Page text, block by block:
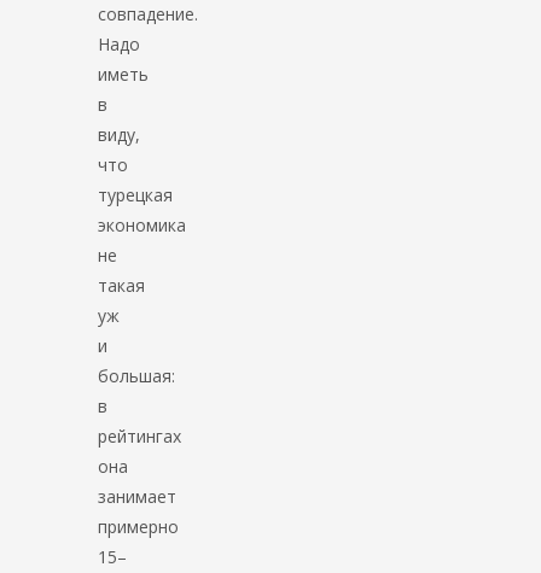
совпадение.
Надо
иметь
в
виду,
что
турецкая
экономика
не
такая
уж
и
большая:
в
рейтингах
она
занимает
примерно
15–